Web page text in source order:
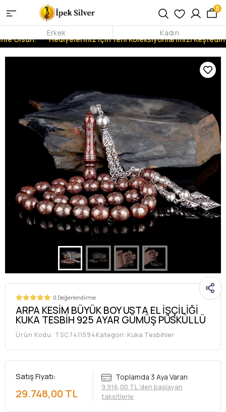
Olsun. Hediyeleriniz İçin Yeni Koleksiyonlarımızı Keşfedin!
0
Erkek Kadın
0 Değerlendirme
ARPA KESİM BÜYÜK BOY USTA EL İŞÇİLİĞİ
KUKA TESBİH 925 AYAR GÜMÜŞ PÜSKÜLLÜ
Ürün Kodu: TSC7411594Kategori: Kuka Tesbihler
Satış Fiyatı:
29.748,00 TL
Toplamda 3 Aya Varan
9.916,00 TL 'den başlayan
taksitlerle